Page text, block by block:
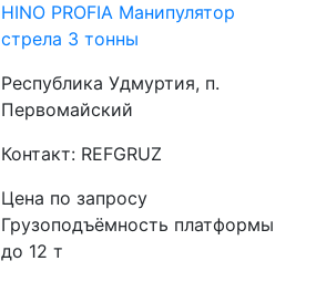
HINO PROFIA Манипулятор
стрела 3 тонны
Республика Удмуртия, п.
Первомайский
Контакт: REFGRUZ
Цена по запросу
Грузоподъёмность платформы
до 12 т